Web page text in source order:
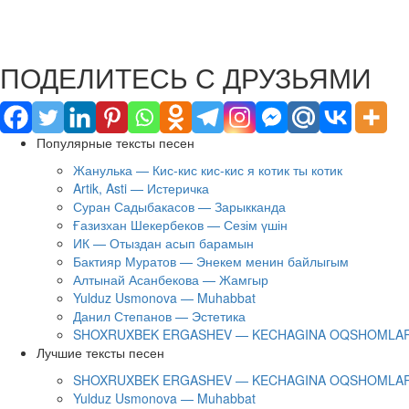
ПОДЕЛИТЕСЬ С ДРУЗЬЯМИ
Популярные тексты песен
Жанулька — Кис-кис кис-кис я котик ты котик
Artik, Asti — Истеричка
Суран Садыбакасов — Зарыкканда
Ғазизхан Шекербеков — Сезім үшін
ИК — Отыздан асып барамын
Бактияр Муратов — Энекем менин байлыгым
Алтынай Асанбекова — Жамгыр
Yulduz Usmonova — Muhabbat
Данил Степанов — Эстетика
SHOXRUXBEK ERGASHEV — KECHAGINA
Лучшие тексты песен
SHOXRUXBEK ERGASHEV — KECHAGINA
Yulduz Usmonova — Muhabbat